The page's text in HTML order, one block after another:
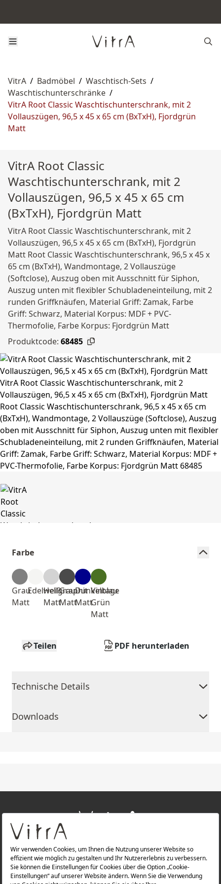
VitrA / Badmöbel / Waschtisch-Sets /
Waschtischunterschränke /
VitrA Root Classic Waschtischunterschrank, mit 2
Vollauszügen, 96,5 x 45 x 65 cm (BxTxH), Fjordgrün
Matt
VitrA Root Classic
Waschtischunterschrank, mit 2
Vollauszügen, 96,5 x 45 x 65 cm
(BxTxH), Fjordgrün Matt
VitrA Root Classic Waschtischunterschrank, mit 2
Vollauszügen, 96,5 x 45 x 65 cm (BxTxH), Fjordgrün
Matt Root Classic Waschtischunterschrank, 96,5 x 45 x
65 cm (BxTxH), Wandmontage, 2 Vollauszüge
(Softclose), Auszug oben mit Ausschnitt für Siphon,
Auszug unten mit flexibler Schubladeneinteilung, mit 2
runden Griffknäufen, Material Griff: Zamak, Farbe
Griff: Schwarz, Material Korpus: MDF + PVC-
Thermofolie, Farbe Korpus: Fjordgrün Matt
Produktcode: 68485
Farbe
Grau
Matt
Edelweiß
Hellgrau
Matt
Graphit
Matt
Dunkelblau
Matt
Vintage
Grün
Matt
Teilen PDF herunterladen
Technische Details
Downloads
ÜBER UNS